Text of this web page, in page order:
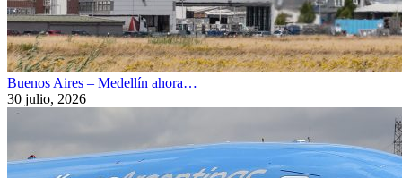
Buenos Aires – Medellín ahora…
30 julio, 2026